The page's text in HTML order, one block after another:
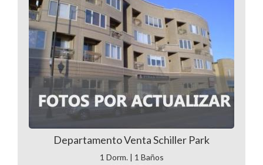
Departamento Venta Schiller Park
1 Dorm. | 1 Baños